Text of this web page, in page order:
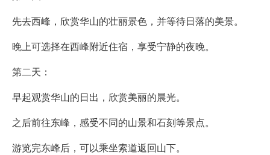
先去西峰，欣赏华山的壮丽景色，并等待日落的美景。
晚上可选择在西峰附近住宿，享受宁静的夜晚。
第二天：
早起观赏华山的日出，欣赏美丽的晨光。
之后前往东峰，感受不同的山景和石刻等景点。
游览完东峰后，可以乘坐索道返回山下。